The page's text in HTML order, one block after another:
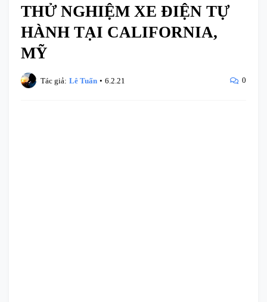
THỬ NGHIỆM XE ĐIỆN TỰ
HÀNH TẠI CALIFORNIA,
MỸ
Tác giả: Lê Tuấn • 6.2.21 0